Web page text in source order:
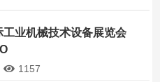
业机械技术设备展览会
1157